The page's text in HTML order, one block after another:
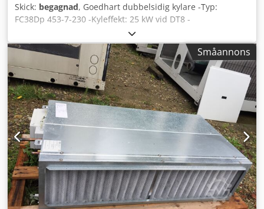
Skick: begagnad, Goedhart dubbelsidig kylare -Typ:
FC38Dp 453-7-230 -Kyleffekt: 25 kW vid DT8 -
Lamellavstånd: 7 mm -Antal fläktar: 3 x 450 mm -
Apparatmått: 2850 x 1050 x 470 mm Crsdpsyttc Dsfx Ahajf -
Plats för elvärmare -Volym: 32 l -Vikt: 260 kg -Köldmedium:
Freon -Lagersaldo: 7 stycken -Lagernummer: CH 596 -Skick:
begagnad, mycket bra, kylare 100% tät under kvävetryck,
fläktar fungerar, klar för drift
Småannons